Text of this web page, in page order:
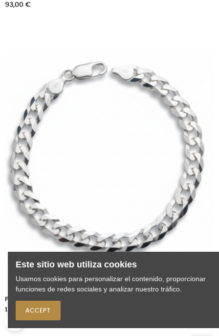
Precio
93,00 €

Pulsera BB (Barbela)...
Precio
160,00 €
Este sitio web utiliza cookies
Usamos cookies para personalizar el contenido, proporcionar
funciones de redes sociales y analizar nuestro tráfico.
ACCEPT